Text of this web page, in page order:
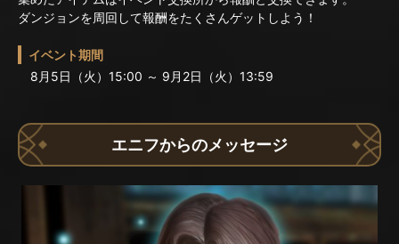
ダンジョンを周回して報酬をたくさんゲットしよう！
イベント期間
8月5日（火）15:00 ～ 9月2日（火）13:59
エニフからのメッセージ